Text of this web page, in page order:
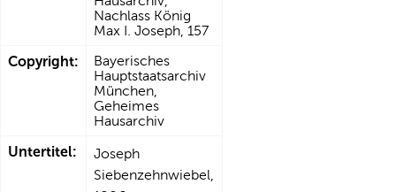
Nachlass König
Max I. Joseph, 157
Copyright:
Bayerisches
Hauptstaatsarchiv
München,
Geheimes
Hausarchiv
Untertitel:
Joseph
Siebenzehnwiebel,